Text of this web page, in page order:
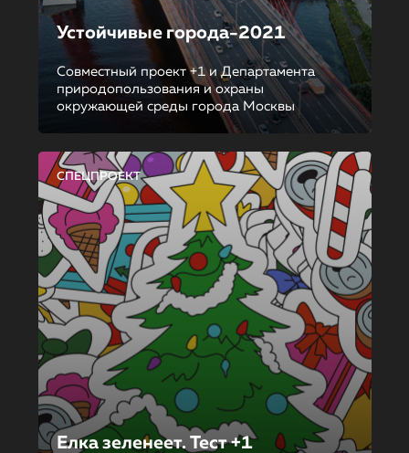
Устойчивые города-2021
Совместный проект +1 и Департамента
природопользования и охраны
окружающей среды города Москвы
СПЕЦПРОЕКТ
Елка зеленеет. Тест +1